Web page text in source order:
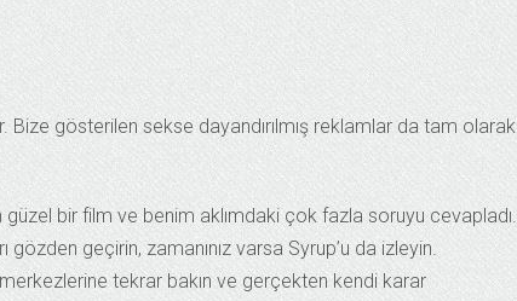
Bize gösterilen sekse dayandırılmış reklamlar da tam olarak
güzel bir film ve benim aklımdaki çok fazla soruyu cevapladı.
geçirin, zamanınız varsa Syrup’u da izleyin.
tekrar bakın ve gerçekten kendi karar